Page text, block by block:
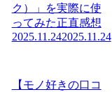
ク）」を実際に使
ってみた正直感想
2025.11.242025.11.24
【モノ好きの口コ